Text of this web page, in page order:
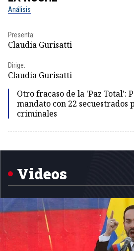
Análisis
Presenta:
Claudia Gurisatti
Dirige:
Claudia Gurisatti
Otro fracaso de la 'Paz Total':
mandato con 22 secuestrados
criminales
1
Videos